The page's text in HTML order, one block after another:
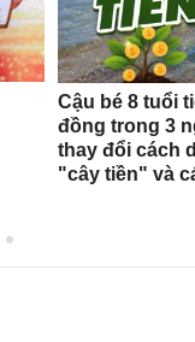
Cậu bé 8 tuổi
đồng trong 3
thay đổi cách
"cây tiền" và